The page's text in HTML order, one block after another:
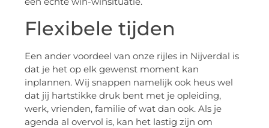
Flexibele tijden
Een ander voordeel van onze rijles in Nijverdal is
dat je het op elk gewenst moment kan
inplannen. Wij snappen namelijk ook heus wel
dat jij hartstikke druk bent met je opleiding,
werk, vrienden, familie of wat dan ook. Als je
agenda al overvol is, kan het lastig zijn om